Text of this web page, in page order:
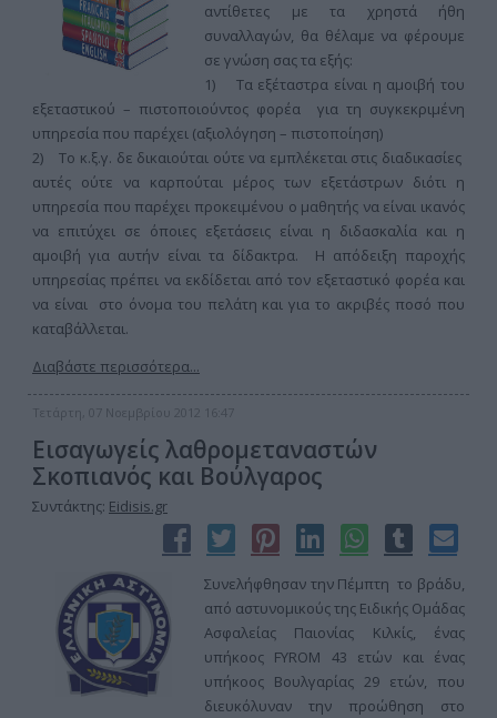
αντίθετες με τα χρηστά ήθη
συναλλαγών, θα θέλαμε να φέρουμε
σε γνώση σας τα εξής:
1) Τα εξέταστρα είναι η αμοιβή του
εξεταστικού – πιστοποιούντος φορέα για τη συγκεκριμένη
υπηρεσία που παρέχει (αξιολόγηση – πιστοποίηση)
2) Το κ.ξ.γ. δε δικαιούται ούτε να εμπλέκεται στις διαδικασίες
αυτές ούτε να καρπούται μέρος των εξετάστρων διότι η
υπηρεσία που παρέχει προκειμένου ο μαθητής να είναι ικανός
να επιτύχει σε όποιες εξετάσεις είναι η διδασκαλία και η
αμοιβή για αυτήν είναι τα δίδακτρα. Η απόδειξη παροχής
υπηρεσίας πρέπει να εκδίδεται από τον εξεταστικό φορέα και
να είναι στο όνομα του πελάτη και για το ακριβές ποσό που
καταβάλλεται.
Διαβάστε περισσότερα...
Τετάρτη, 07 Νοεμβρίου 2012 16:47
Εισαγωγείς λαθρομεταναστών
Σκοπιανός και Βούλγαρος
Συντάκτης: Eidisis.gr
Συνελήφθησαν την Πέμπτη το βράδυ,
από αστυνομικούς της Ειδικής Ομάδας
Ασφαλείας Παιονίας Κιλκίς, ένας
υπήκοος FYROM 43 ετών και ένας
υπήκοος Βουλγαρίας 29 ετών, που
διευκόλυναν την προώθηση στο